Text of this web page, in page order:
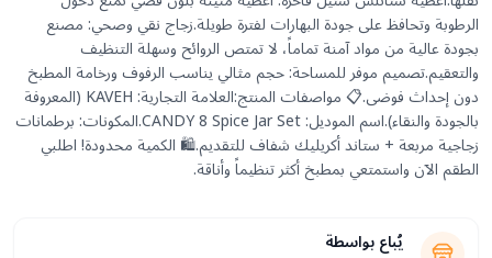
الرطوبة وتحافظ على جودة البهارات لفترة طويلة.زجاج نقي وصحي: مصنع
بجودة عالية من مواد آمنة تماماً، لا تمتص الروائح وسهلة التنظيف
والتعقيم.تصميم موفر للمساحة: حجم مثالي يناسب الرفوف ورخامة المطبخ
دون إحداث فوضى.📋 مواصفات المنتج:العلامة التجارية: KAVEH (المعروفة
بالجودة والنقاء).اسم الموديل: CANDY 8 Spice Jar Set.المكونات: برطمانات
زجاجية مربعة + ستاند أكريليك شفاف للتقديم.🛍️ الكمية محدودة! اطلبي
الطقم الآن واستمتعي بمطبخ أكثر تنظيماً وأناقة.
يُباع بواسطة